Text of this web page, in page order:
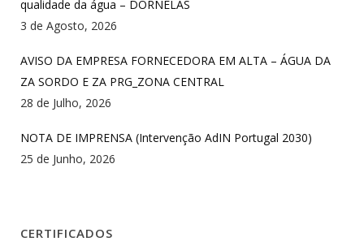
qualidade da água – DORNELAS
3 de Agosto, 2026
AVISO DA EMPRESA FORNECEDORA EM ALTA – ÁGUA DA
ZA SORDO E ZA PRG_ZONA CENTRAL
28 de Julho, 2026
NOTA DE IMPRENSA (Intervenção AdIN Portugal 2030)
25 de Junho, 2026
CERTIFICADOS